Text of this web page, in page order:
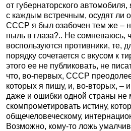
от губернаторского
с каждым встречным, осудят ли
СССР я был озабочен тем же –
пыль в глаза?.. Не сомневаюсь,
воспользуются противники, те,
порядку сочетается с вкусом к
этого ее не публиковать, не
что, во-первых, СССР
которых я пишу, и, во-вторых, –
даже и ошибки одной страны не
скомпрометировать истину,
общечеловеческому,
Возможно, кому-то ложь